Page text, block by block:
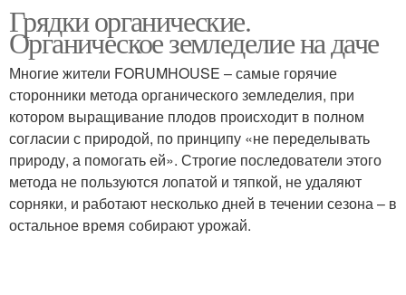
Грядки органические.
Органическое земледелие на даче
Многие жители FORUMHOUSE – самые горячие
сторонники метода органического земледелия, при
котором выращивание плодов происходит в полном
согласии с природой, по принципу «не переделывать
природу, а помогать ей». Строгие последователи этого
метода не пользуются лопатой и тяпкой, не удаляют
сорняки, и работают несколько дней в течении сезона – в
остальное время собирают урожай.